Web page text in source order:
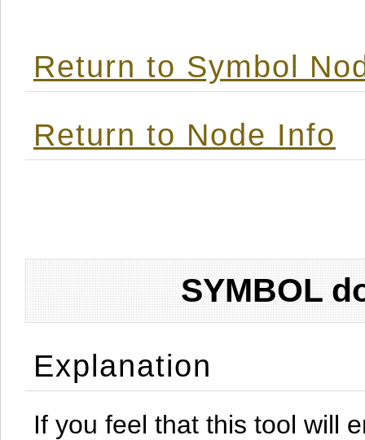
Return to Symbol
Return to Node Info
SYMBOL
Explanation
If you feel that this tool will